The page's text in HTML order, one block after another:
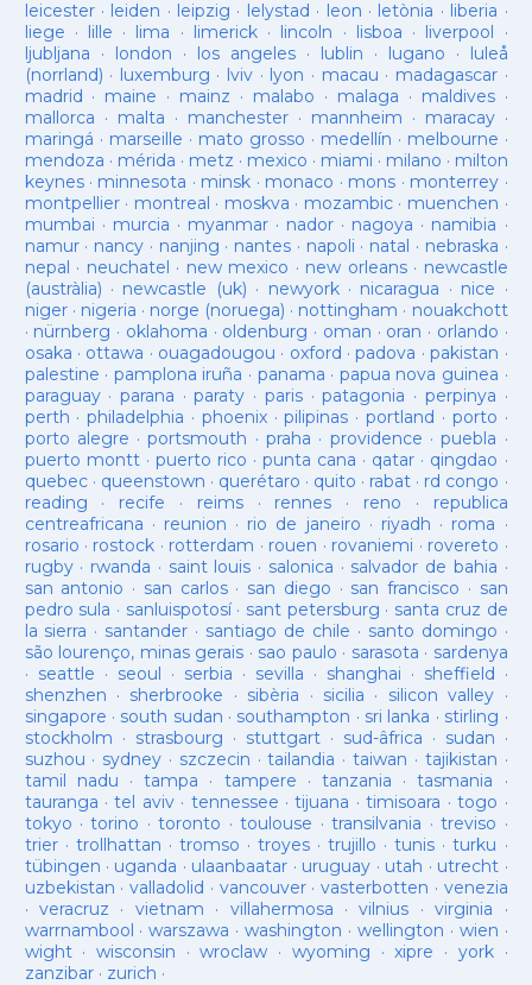
leicester· leiden · leipzig · lelystad · leon · letònia · liberia ·
liege · lille · lima · limerick· lincoln · lisboa · liverpool ·
ljubljana · london · los angeles· lublin · lugano · luleå
(norrland) · luxemburg · lviv · lyon · macau · madagascar·
madrid · maine · mainz · malabo · malaga · maldives·
mallorca · malta · manchester· mannheim · maracay·
maringá · marseille · mato grosso · medellín · melbourne ·
mendoza · mérida · metz · mexico · miami · milano · milton
keynes· minnesota · minsk · monaco · mons · monterrey ·
montpellier· montreal · moskva · mozambic· muenchen ·
mumbai · murcia · myanmar· nador · nagoya · namibia ·
namur· nancy · nanjing · nantes · napoli · natal · nebraska ·
nepal · neuchatel · new mexico · new orleans· newcastle
(austràlia) · newcastle (uk) · newyork· nicaragua · nice ·
niger· nigeria · norge (noruega) · nottingham · nouakchott
· nürnberg · oklahoma · oldenburg · oman · oran · orlando ·
osaka · ottawa · ouagadougou · oxford ·padova ·pakistan ·
palestine · pamplona iruña · panama · papua nova guinea ·
paraguay· parana ·paraty · paris·patagonia · perpinya ·
perth ·philadelphia · phoenix·pilipinas ·portland · porto ·
porto alegre ·portsmouth ·praha · providence ·puebla ·
puerto montt· puerto rico ·punta cana · qatar · qingdao ·
quebec· queenstown · querétaro · quito · rabat · rd congo ·
reading · recife · reims· rennes · reno · republica
centreafricana · reunion · rio de janeiro · riyadh · roma ·
rosario · rostock · rotterdam · rouen · rovaniemi · rovereto ·
rugby· rwanda · saint louis · salonica · salvador de bahia ·
san antonio · san carlos· san diego · san francisco · san
pedro sula · sanluispotosí· sant petersburg · santa cruz de
la sierra · santander · santiago de chile · santo domingo ·
são lourenço, minas gerais · sao paulo · sarasota · sardenya
· seattle · seoul · serbia · sevilla · shanghai · sheffield ·
shenzhen · sherbrooke · sibèria · sicilia · silicon valley ·
singapore · south sudan · southampton · sri lanka · stirling ·
stockholm · strasbourg · stuttgart· sud-âfrica · sudan ·
suzhou · sydney · szczecin ·tailandia ·taiwan · tajikistan ·
tamil nadu ·tampa · tampere · tanzania ·tasmania ·
tauranga ·tel aviv· tennessee ·tijuana ·timisoara ·togo ·
tokyo ·torino ·toronto ·toulouse ·transilvania ·treviso ·
trier· trollhattan · tromso · troyes·trujillo ·tunis ·turku ·
tübingen · uganda · ulaanbaatar · uruguay · utah · utrecht ·
uzbekistan · valladolid · vancouver· vasterbotten · venezia
· veracruz · vietnam · villahermosa ·vilnius ·virginia ·
warrnambool ·warszawa ·washington · wellington · wien ·
wight· wisconsin ·wroclaw · wyoming ·xipre · york·
zanzibar· zurich ·